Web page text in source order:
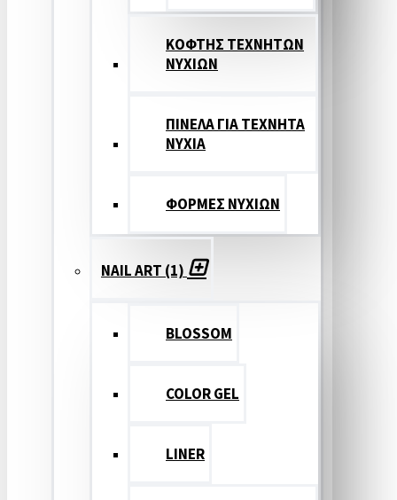
ΚΟΦΤΗΣ ΤΕΧΝΗΤΩΝ
ΝΥΧΙΩΝ
ΠΙΝΕΛΑ ΓΙΑ ΤΕΧΝΗΤΑ
ΝΥΧΙΑ
ΦΟΡΜΕΣ ΝΥΧΙΩΝ
NAIL ART (1)
BLOSSOM
COLOR GEL
LINER